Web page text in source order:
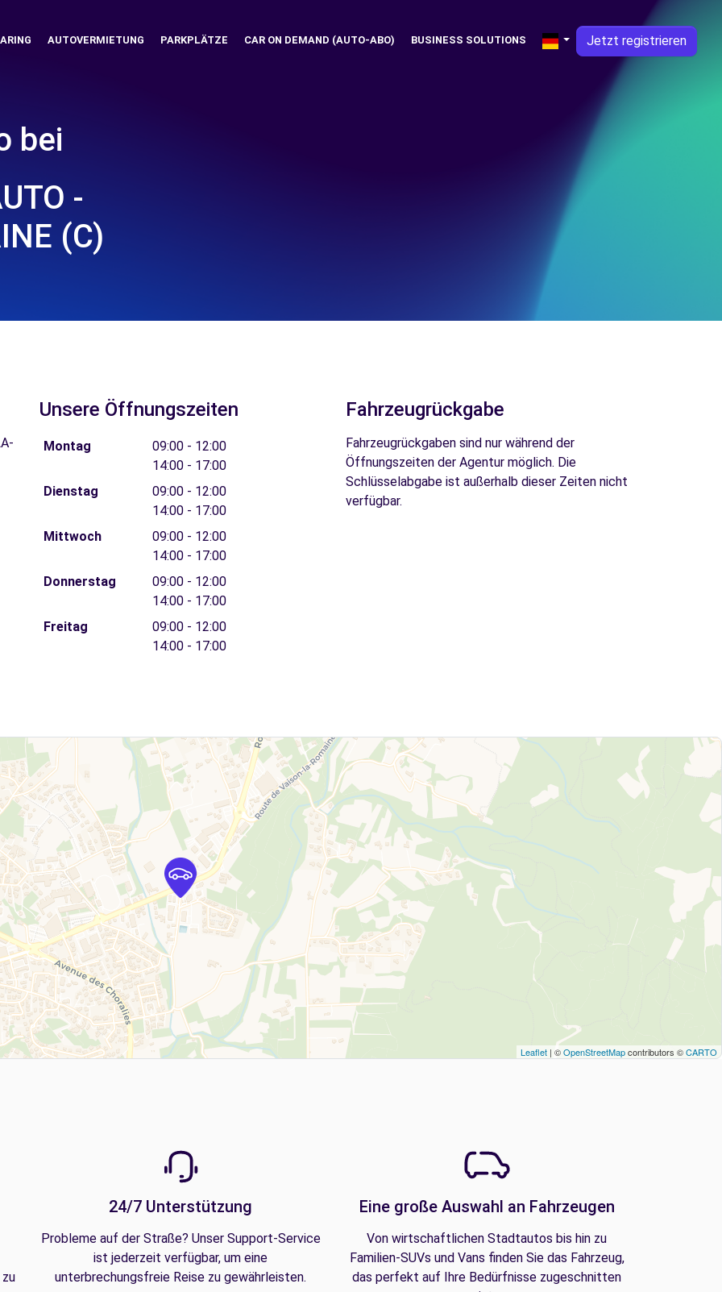
AUTOVERMIETUNG PARKPLÄTZE CAR ON DEMAND (AUTO-ABO) BUSINESS SOLUTIONS Jetzt registrieren
bei
-
(C)
Unsere Öffnungszeiten
Montag
09:00 - 12:00
14:00 - 17:00
Dienstag
09:00 - 12:00
14:00 - 17:00
Mittwoch
09:00 - 12:00
14:00 - 17:00
Donnerstag
09:00 - 12:00
14:00 - 17:00
Freitag
09:00 - 12:00
14:00 - 17:00
Fahrzeugrückgabe
Fahrzeugrückgaben sind nur während der
Öffnungszeiten der Agentur möglich. Die
Schlüsselabgabe ist außerhalb dieser Zeiten nicht
verfügbar.
Leaflet | ©OpenStreetMapcontributors ©CARTO
24/7 Unterstützung
Probleme auf der Straße? Unser Support-Service
ist jederzeit verfügbar, um eine
unterbrechungsfreie Reise zu gewährleisten.
Eine große Auswahl an Fahrzeugen
Von wirtschaftlichen Stadtautos bis hin zu
Familien-SUVs und Vans finden Sie das Fahrzeug,
das perfekt auf Ihre Bedürfnisse zugeschnitten